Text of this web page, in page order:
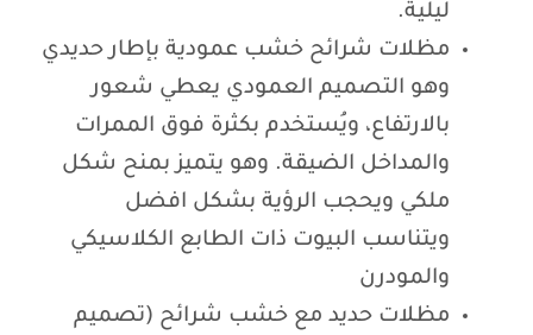
ليلية.
مظلات شرائح خشب عمودية بإطار حديدي
وهو التصميم العمودي يعطي شعور
بالارتفاع، ويُستخدم بكثرة فوق الممرات
والمداخل الضيقة. وهو يتميز بمنح شكل
ملكي ويحجب الرؤية بشكل افضل
ويتناسب البيوت ذات الطابع الكلاسيكي
والمودرن
مظلات حديد مع خشب شرائح (تصميم